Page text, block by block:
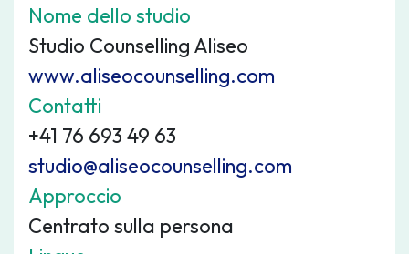
Nome dello studio
Studio Counselling Aliseo
www.aliseocounselling.com
Contatti
+41 76 693 49 63
studio@aliseocounselling.com
Approccio
Centrato sulla persona